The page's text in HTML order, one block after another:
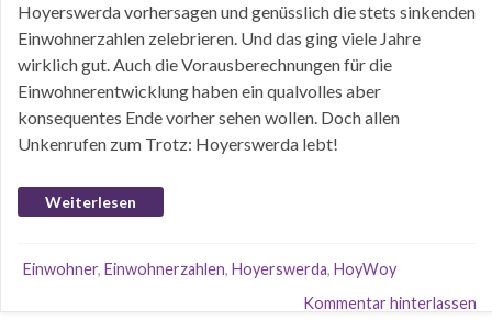
Hoyerswerda vorhersagen und genüsslich die stets sinkenden
Einwohnerzahlen zelebrieren. Und das ging viele Jahre
wirklich gut. Auch die Vorausberechnungen für die
Einwohnerentwicklung haben ein qualvolles aber
konsequentes Ende vorher sehen wollen. Doch allen
Unkenrufen zum Trotz: Hoyerswerda lebt!
Weiterlesen
Einwohner, Einwohnerzahlen, Hoyerswerda, HoyWoy
Kommentar hinterlassen